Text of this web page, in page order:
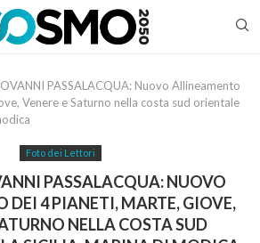
PASSALACQUA: Nuovo Allineamento
Venere e Saturno nella costa sud orientale
Foto dei Lettori
PASSALACQUA: NUOVO
DEI 4 PIANETI, MARTE, GIOVE,
NELLA COSTA SUD